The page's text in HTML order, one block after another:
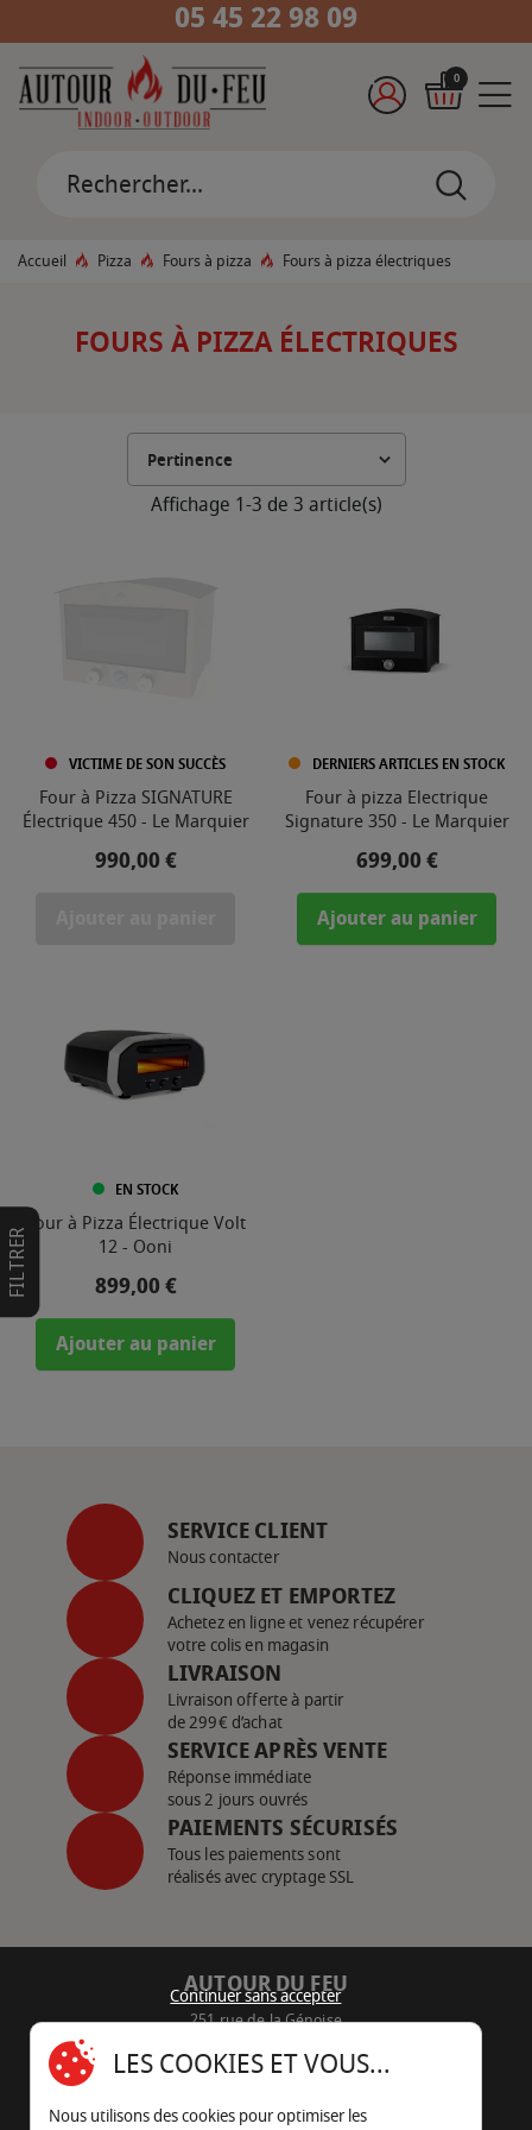
05 45 22 98 09
0
Accueil Pizza Fours à pizza Fours à pizza électriques
FOURS À PIZZA ÉLECTRIQUES
FILTRER
Affichage 1-3 de 3 article(s)
VICTIME DE SON SUCCÈS
Four à Pizza SIGNATURE
Électrique 450 - Le Marquier
Prix
990,00 €
DERNIERS ARTICLES EN STOCK
Four à pizza Electrique
Signature 350 - Le Marquier
Prix
699,00 €
Ajouter au panier
EN STOCK
Four à Pizza Électrique Volt
12 - Ooni
Prix
899,00 €
Ajouter au panier
SERVICE CLIENT
Nous contacter
CLIQUEZ ET EMPORTEZ
Achetez en ligne et venez récupérer
votre colis en magasin
LIVRAISON
Livraison offerte à partir
de 299€ d’achat
SERVICE APRÈS VENTE
Réponse immédiate
sous 2 jours ouvrés
PAIEMENTS SÉCURISÉS
Tous les paiements sont
réalisés avec cryptage SSL
AUTOUR DU FEU
251 rue de la Génoise
05 45 22 98 09
Nous envoyer un e-mail
Continuer sans accepter
LES COOKIES ET VOUS...
Nous utilisons des cookies pour optimiser les